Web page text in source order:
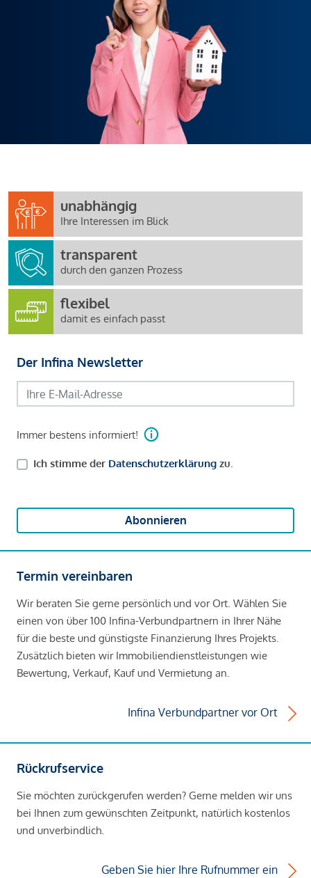
unabhängig
Ihre Interessen im Blick
transparent
durch den ganzen Prozess
flexibel
damit es einfach passt
Der Infina Newsletter
Immer bestens informiert!
Ich stimme der Datenschutzerklärung zu.
Abonnieren
Termin vereinbaren
Wir beraten Sie gerne persönlich und vor Ort. Wählen Sie
einen von über 100 Infina-Verbundpartnern in Ihrer Nähe
für die beste und günstigste Finanzierung Ihres Projekts.
Zusätzlich bieten wir Immobiliendienstleistungen wie
Bewertung, Verkauf, Kauf und Vermietung an.
Infina Verbundpartner vor Ort
Rückrufservice
Sie möchten zurückgerufen werden? Gerne melden wir uns
bei Ihnen zum gewünschten Zeitpunkt, natürlich kostenlos
und unverbindlich.
Geben Sie hier Ihre Rufnummer ein